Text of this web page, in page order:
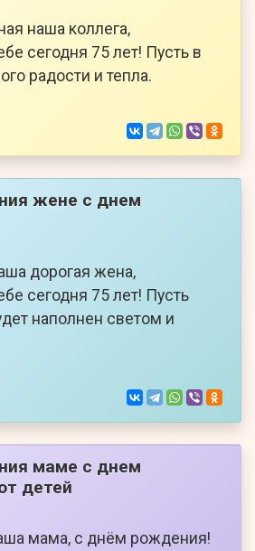
наша коллега,
сегодня 75 лет! Пусть в
радости и тепла.
жене с днем
дорогая жена,
сегодня 75 лет! Пусть
наполнен светом и
маме с днем
детей
мама, с днём рождения!